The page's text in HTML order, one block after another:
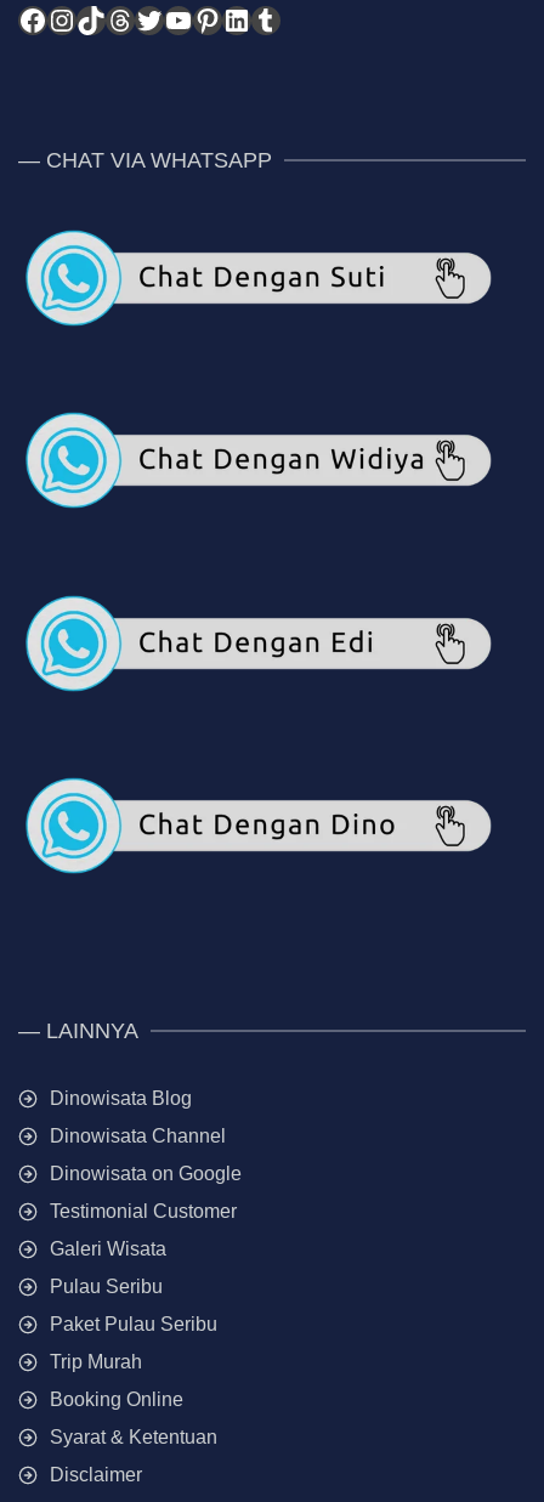
Facebook
Instagram
TikTok
Threads
Twitter
YouTube
Pinterest
LinkedIn
Tumblr
— CHAT VIA WHATSAPP
— LAINNYA
Dinowisata Blog
Dinowisata Channel
Dinowisata on Google
Testimonial Customer
Galeri Wisata
Pulau Seribu
Paket Pulau Seribu
Trip Murah
Booking Online
Syarat & Ketentuan
Disclaimer